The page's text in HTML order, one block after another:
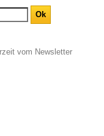
vom Newsletter